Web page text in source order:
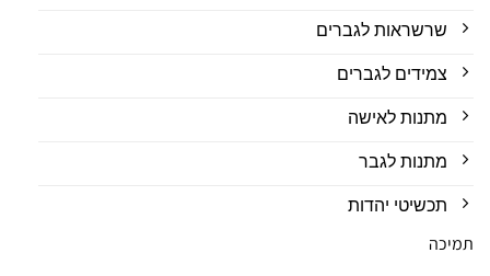
שרשראות לגברים
צמידים לגברים
מתנות לאישה
מתנות לגבר
תכשיטי יהדות
תמיכה